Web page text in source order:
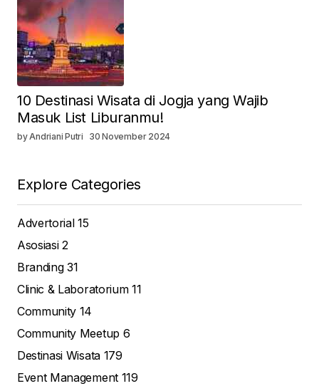
10 Destinasi Wisata di Jogja yang Wajib
Masuk List Liburanmu!
by Andriani Putri 30 November 2024
Explore Categories
Advertorial15
Asosiasi2
Branding31
Clinic & Laboratorium 11
Community 14
Community Meetup 6
Destinasi Wisata 179
Event Management 119